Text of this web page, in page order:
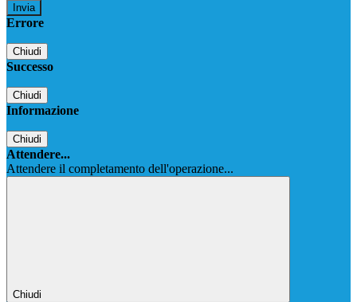
Errore
Chiudi
Successo
Chiudi
Informazione
Chiudi
Attendere...
Attendere il completamento dell'operazione...
Chiudi